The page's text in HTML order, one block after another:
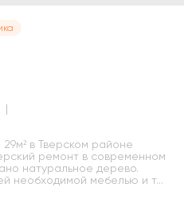
в Тверском районе
ремонт в современном
натуральное дерево.
необходимой мебелью и т...